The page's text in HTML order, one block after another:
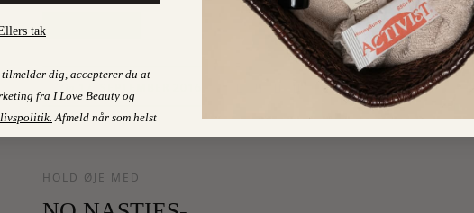
2
HOLD ØJE MED
tak
dig, accepterer du at
fra I Love Beauty og
Afmeld når som helst